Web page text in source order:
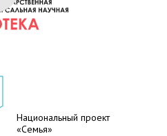
Национальный проект
«Семья»